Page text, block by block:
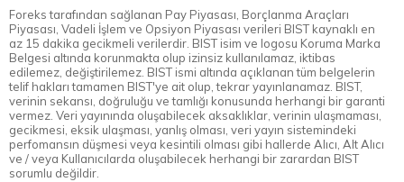
Foreks tarafından sağlanan Pay Piyasası, Borçlanma Araçları
Piyasası, Vadeli İşlem ve Opsiyon Piyasası verileri BIST kaynaklı en
az 15 dakika gecikmeli verilerdir. BIST isim ve logosu Koruma Marka
Belgesi altında korunmakta olup izinsiz kullanılamaz, iktibas
edilemez, değiştirilemez. BIST ismi altında açıklanan tüm belgelerin
telif hakları tamamen BIST'ye ait olup, tekrar yayınlanamaz. BIST,
verinin sekansı, doğruluğu ve tamlığı konusunda herhangi bir garanti
vermez. Veri yayınında oluşabilecek aksaklıklar, verinin ulaşmaması,
gecikmesi, eksik ulaşması, yanlış olması, veri yayın sistemindeki
perfomansın düşmesi veya kesintili olması gibi hallerde Alıcı, Alt Alıcı
ve / veya Kullanıcılarda oluşabilecek herhangi bir zarardan BIST
sorumlu değildir.